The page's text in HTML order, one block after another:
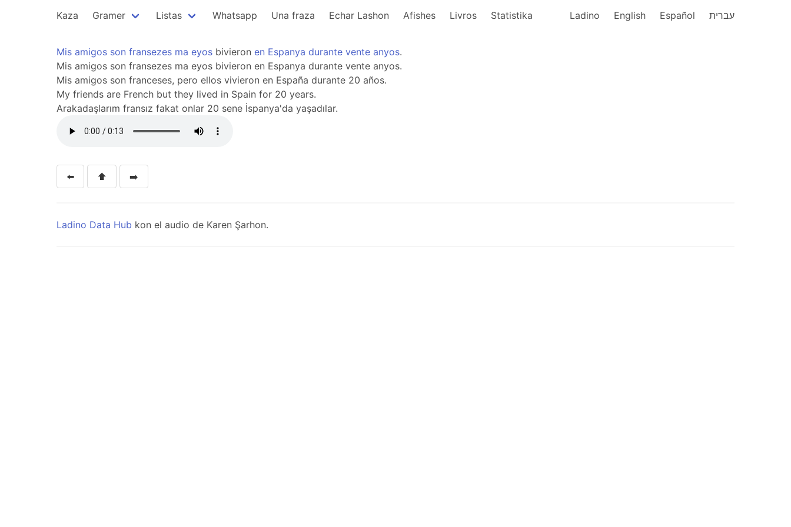
Kaza Gramer Listas Whatsapp Una fraza Echar Lashon Afishes Livros Statistika Ladino English Español עברית
Mis amigos son fransezes ma eyos bivieron en Espanya durante vente anyos.
Mis amigos son fransezes ma eyos bivieron en Espanya durante vente anyos.
Mis amigos son franceses, pero ellos vivieron en España durante 20 años.
My friends are French but they lived in Spain for 20 years.
Arakadaşlarım fransız fakat onlar 20 sene İspanya'da yaşadılar.
⬅️ ⬆️ ➡️
Ladino Data Hub kon el audio de Karen Şarhon.